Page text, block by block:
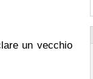
un vecchio